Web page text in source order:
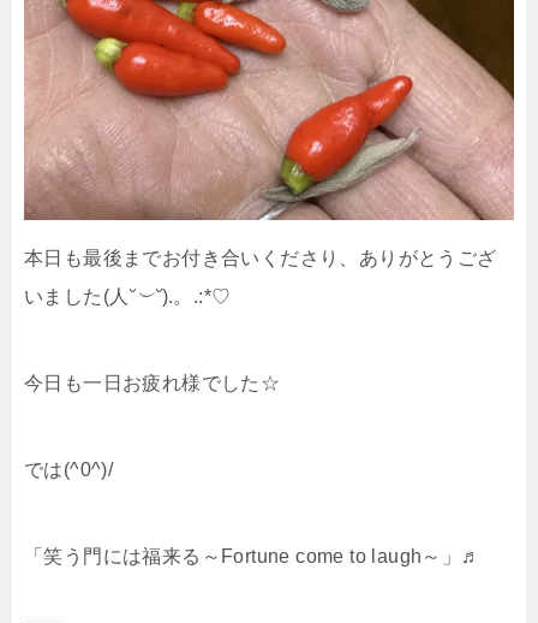
本日も最後までお付き合いくださり、ありがとうござ
いました(人 ˘︶˘).。.:*♡
今日も一日お疲れ様でした☆
では(^0^)/
「笑う門には福来る～Fortune come to laugh～」♬